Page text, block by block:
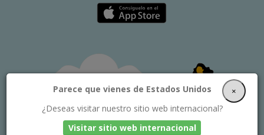
Parece que vienes de Estados Unidos
¿Deseas visitar nuestro sitio web internacional?
Visitar sitio web internacional
×